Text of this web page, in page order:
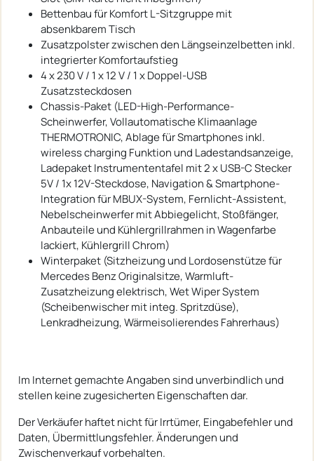
Bettenbau für Komfort L-Sitzgruppe mit
absenkbarem Tisch
Zusatzpolster zwischen den Längseinzelbetten inkl.
integrierter Komfortaufstieg
4 x 230 V / 1 x 12 V / 1 x Doppel-USB
Zusatzsteckdosen
Chassis-Paket (LED-High-Performance-
Scheinwerfer, Vollautomatische Klimaanlage
THERMOTRONIC, Ablage für Smartphones inkl.
wireless charging Funktion und Ladestandsanzeige,
Ladepaket Instrumententafel mit 2 x USB-C Stecker
5V / 1x 12V-Steckdose, Navigation & Smartphone-
Integration für MBUX-System, Fernlicht-Assistent,
Nebelscheinwerfer mit Abbiegelicht, Stoßfänger,
Anbauteile und Kühlergrillrahmen in Wagenfarbe
lackiert, Kühlergrill Chrom)
Winterpaket (Sitzheizung und Lordosenstütze für
Mercedes Benz Originalsitze, Warmluft-
Zusatzheizung elektrisch, Wet Wiper System
(Scheibenwischer mit integ. Spritzdüse),
Lenkradheizung, Wärmeisolierendes Fahrerhaus)
Im Internet gemachte Angaben sind unverbindlich und
stellen keine zugesicherten Eigenschaften dar.
Der Verkäufer haftet nicht für Irrtümer, Eingabefehler und
Daten, Übermittlungsfehler. Änderungen und
Zwischenverkauf vorbehalten.